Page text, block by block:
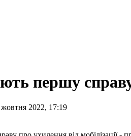
першу справу
2022, 17:19